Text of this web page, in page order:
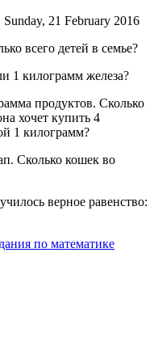
Sunday, 21 February 2016
всего детей в семье?
1 килограмм железа?
продуктов. Сколько
хочет купить 4
1 килограмм?
Сколько кошек во
верное равенство:
по математике